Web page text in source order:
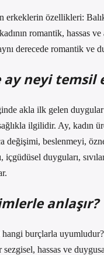
erkeklerin özellikleri:
romantik, hassas ve
derecede romantik ve
neyi temsil
akla ilk gelen
ilgilidir. Ay, kadın
değişimi, beslenmeyi,
içgüdüsel duyguları,
anlaşır?
hangi burçlarla
hassas ve